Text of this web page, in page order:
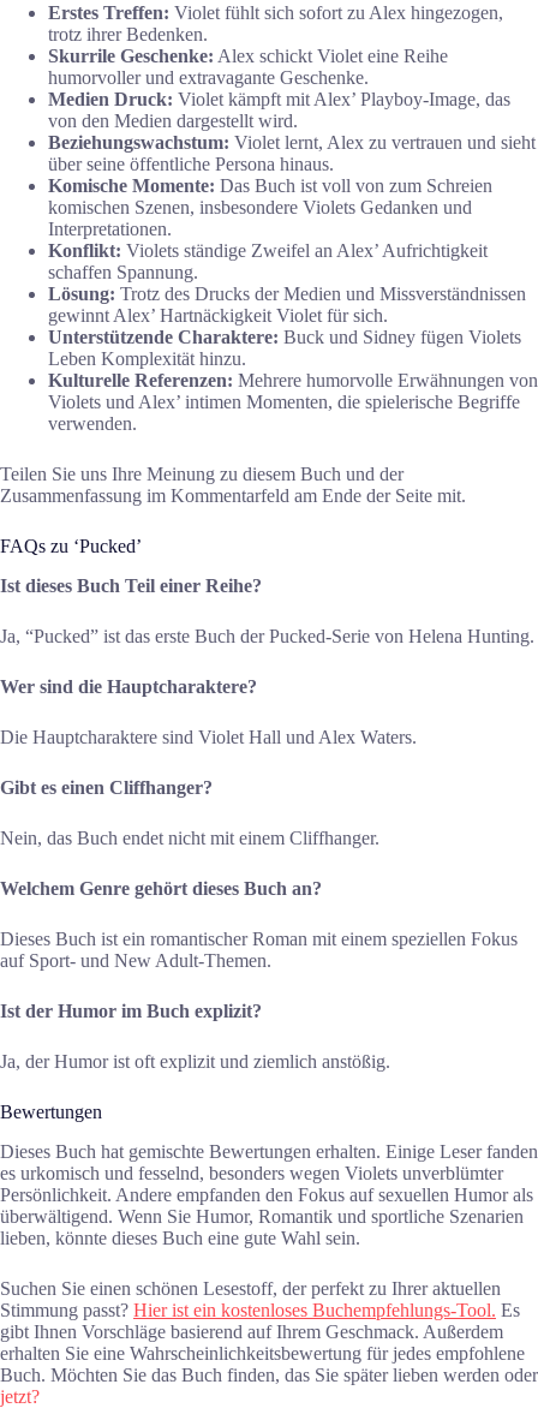
Erstes Treffen: Violet fühlt sich sofort zu Alex hingezogen,
trotz ihrer Bedenken.
Skurrile Geschenke: Alex schickt Violet eine Reihe
humorvoller und extravagante Geschenke.
Medien Druck: Violet kämpft mit Alex’ Playboy-Image, das
von den Medien dargestellt wird.
Beziehungswachstum: Violet lernt, Alex zu vertrauen und sieht
über seine öffentliche Persona hinaus.
Komische Momente: Das Buch ist voll von zum Schreien
komischen Szenen, insbesondere Violets Gedanken und
Interpretationen.
Konflikt: Violets ständige Zweifel an Alex’ Aufrichtigkeit
schaffen Spannung.
Lösung: Trotz des Drucks der Medien und Missverständnissen
gewinnt Alex’ Hartnäckigkeit Violet für sich.
Unterstützende Charaktere: Buck und Sidney fügen Violets
Leben Komplexität hinzu.
Kulturelle Referenzen: Mehrere humorvolle Erwähnungen von
Violets und Alex’ intimen Momenten, die spielerische Begriffe
verwenden.
Teilen Sie uns Ihre Meinung zu diesem Buch und der
Zusammenfassung im Kommentarfeld am Ende der Seite mit.
FAQs zu ‘Pucked’
Ist dieses Buch Teil einer Reihe?
Ja, “Pucked” ist das erste Buch der Pucked-Serie von Helena Hunting.
Wer sind die Hauptcharaktere?
Die Hauptcharaktere sind Violet Hall und Alex Waters.
Gibt es einen Cliffhanger?
Nein, das Buch endet nicht mit einem Cliffhanger.
Welchem Genre gehört dieses Buch an?
Dieses Buch ist ein romantischer Roman mit einem speziellen Fokus
auf Sport- und New Adult-Themen.
Ist der Humor im Buch explizit?
Ja, der Humor ist oft explizit und ziemlich anstößig.
Bewertungen
Dieses Buch hat gemischte Bewertungen erhalten. Einige Leser fanden
es urkomisch und fesselnd, besonders wegen Violets unverblümter
Persönlichkeit. Andere empfanden den Fokus auf sexuellen Humor als
überwältigend. Wenn Sie Humor, Romantik und sportliche Szenarien
lieben, könnte dieses Buch eine gute Wahl sein.
Suchen Sie einen schönen Lesestoff, der perfekt zu Ihrer aktuellen
Stimmung passt? Hier ist ein kostenloses Buchempfehlungs-Tool. Es
gibt Ihnen Vorschläge basierend auf Ihrem Geschmack. Außerdem
erhalten Sie eine Wahrscheinlichkeitsbewertung für jedes empfohlene
Buch. Möchten Sie das Buch finden, das Sie später lieben werden oder
jetzt?